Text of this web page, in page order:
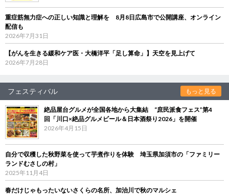
重症筋無力症への正しい知識と理解を 8月8日広島市で公開講座、オンライン
配信も
2026年7月31日
【がんを生きる緩和ケア医・大橋洋平「足し算命」】天空を見上げて
2026年7月28日
フェスティバル もっと見る
絶品屋台グルメが全国各地から大集結 “庶民派食フェス”第4
回「川口×絶品グルメビール＆日本酒祭り2026」を開催
2026年4月15日
自分で収穫した秋野菜を使って芋煮作りを体験 埼玉県加須市の「ファミリー
ランドむさしの村」
2025年11月4日
春だけじゃもったいないさくらの名所、加治川で秋のマルシェ